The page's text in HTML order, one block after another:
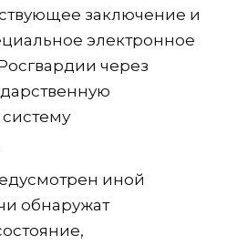
заключение и
электронное
через
иной
обнаружат